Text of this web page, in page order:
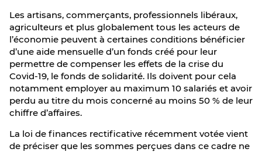
Les artisans, commerçants, professionnels libéraux,
agriculteurs et plus globalement tous les acteurs de
l’économie peuvent à certaines conditions bénéficier
d’une aide mensuelle d’un fonds créé pour leur
permettre de compenser les effets de la crise du
Covid-19, le fonds de solidarité. Ils doivent pour cela
notamment employer au maximum 10 salariés et avoir
perdu au titre du mois concerné au moins 50 % de leur
chiffre d’affaires.
La loi de finances rectificative récemment votée vient
de préciser que les sommes perçues dans ce cadre ne